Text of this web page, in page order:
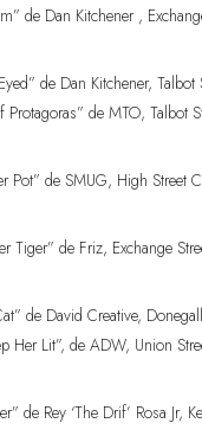
de Dan Kitchener ,
de Dan Kitchener, Talbot
Protagoras” de MTO, Talbot
Pot” de SMUG, High Street
Tiger” de Friz, Exchange
de David Creative,
Her Lit”, de ADW, Union
de Rey ‘The Drif’ Rosa Jr,